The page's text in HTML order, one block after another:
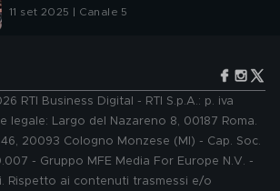
11 set 2025 | Canale 5
RTI Business Digital - RTI S.p.A.: p. iva
legale: Largo del Nazareno 8, 00187 Roma.
20093 Cologno Monzese (MI) - Cap. Soc.
- Gruppo MFE Media For Europe N.V. -
Rispetto ai contenuti trasmessi e/o